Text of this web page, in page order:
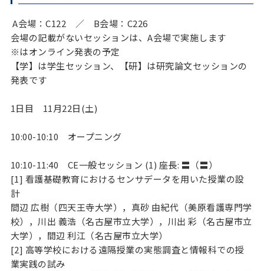
A会場：C122 ／ B会場：C226
会場の記載がないセッションは、A会場で実施します
※はオンライン発表の予定
【学】は学生セッション、【研】は研究論文セッションの
発表です
1日目 11月22日(土)
10:00-10:10 オープニング
10:10-11:40 CE一般セッション (1) 座長: 〓（〓）
[1] 看護基礎教育におけるセンサデータを用いた授業の設
計
間辺 広樹（四天王寺大学），真砂 由紀代（美原看護専門学
校），川出 義浩（名古屋市立大学），川出 彩（名古屋市立
大学），間辺 利江（名古屋市立大学）
[2] 高等学校における遠隔授業の実態調査と情報科での授
業実践の試み